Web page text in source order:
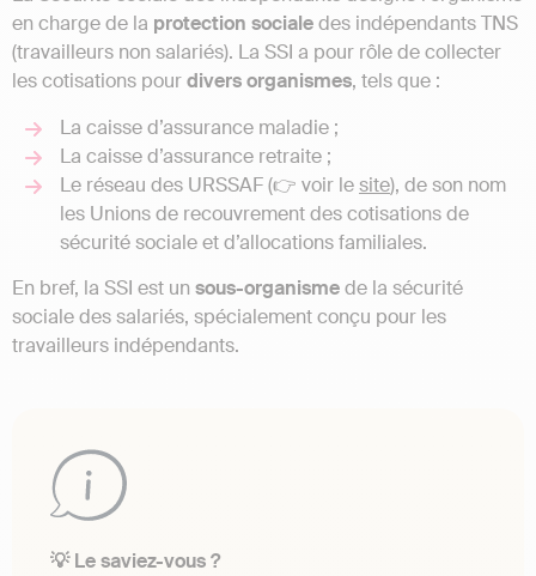
en charge de la protection socialedes indépendants TNS
(travailleurs non salariés). La SSI a pour rôle de collecter
les cotisations pourdivers organismes, tels que :
La caisse d’assurance maladie ;
La caisse d’assurance retraite ;
Le réseau des URSSAF (👉 voir lesite), de son nom
les Unions de recouvrement des cotisations de
sécurité sociale et d’allocations familiales.
En bref, la SSI est un sous-organismede la sécurité
sociale des salariés, spécialement conçu pour les
travailleurs indépendants.
💡 Le saviez-vous ?